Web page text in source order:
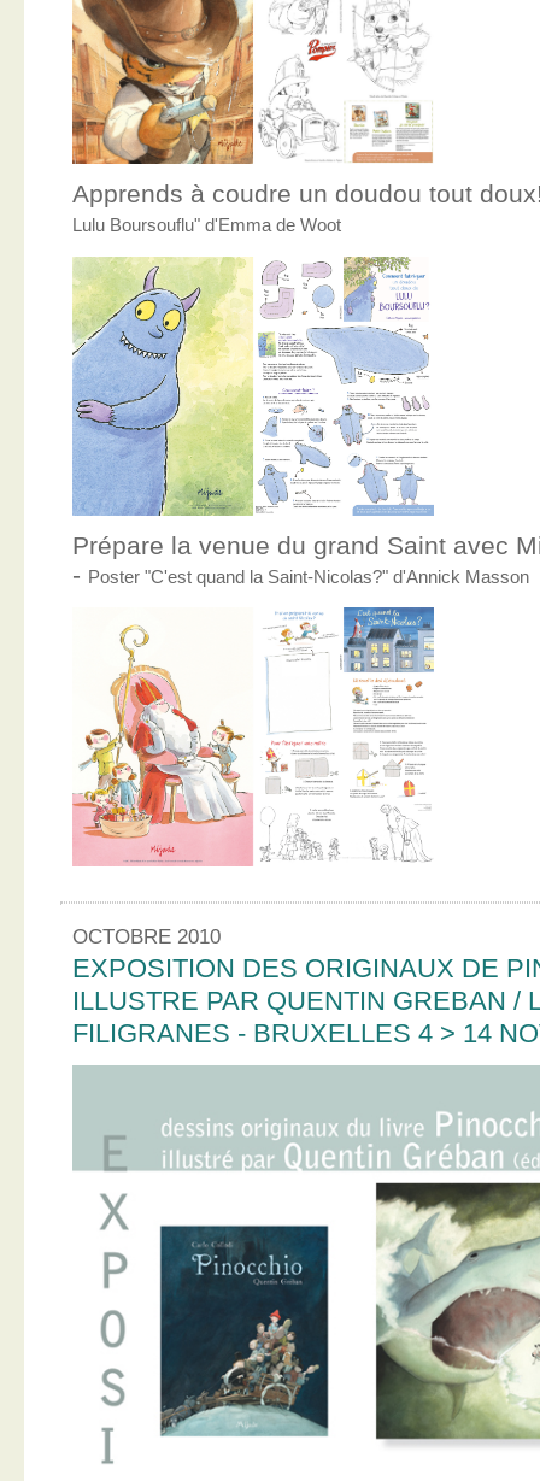
Apprends à coudre un doudou tout
Lulu Boursouflu" d'Emma de Woot
Prépare la venue du grand Saint avec
- Poster "C'est quand la Saint-Nicolas?" d'Annick Masson
OCTOBRE 2010
EXPOSITION DES ORIGINAUX DE
ILLUSTRE PAR QUENTIN GREBAN /
FILIGRANES - BRUXELLES 4 > 14